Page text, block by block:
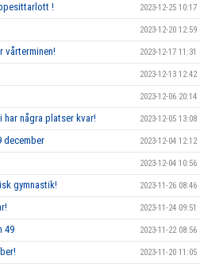
! 2023-12-25 10:17
2023-12-20 12:59
vårterminen! 2023-12-17 11:31
2023-12-13 12:42
2023-12-06 20:14
har några platser kvar! 2023-12-05 13:08
december 2023-12-04 12:12
2023-12-04 10:56
gymnastik! 2023-11-26 08:46
2023-11-24 09:51
49 2023-11-22 08:56
2023-11-20 11:05